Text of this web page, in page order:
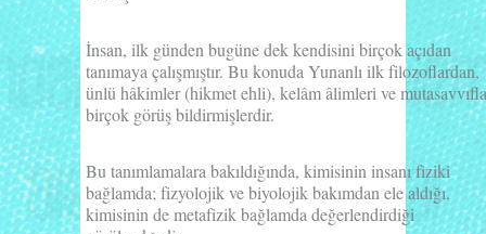
İnsan, ilk günden bugüne dek kendisini birçok açıdan
tanımaya çalışmıştır. Bu konuda Yunanlı ilk filozoflardan,
ünlü hâkimler (hikmet ehli), kelâm âlimleri ve
birçok görüş bildirmişlerdir.
Bu tanımlamalara bakıldığında, kimisinin insanı fiziki
bağlamda; fizyolojik ve biyolojik bakımdan ele aldığı,
kimisinin de metafizik bağlamda değerlendirdiği